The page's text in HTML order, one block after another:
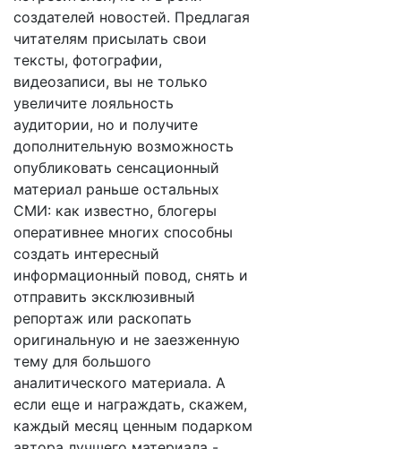
создателей новостей. Предлагая
читателям присылать свои
тексты, фотографии,
видеозаписи, вы не только
увеличите лояльность
аудитории, но и получите
дополнительную возможность
опубликовать сенсационный
материал раньше остальных
СМИ: как известно, блогеры
оперативнее многих способны
создать интересный
информационный повод, снять и
отправить эксклюзивный
репортаж или раскопать
оригинальную и не заезженную
тему для большого
аналитического материала. А
если еще и награждать, скажем,
каждый месяц ценным подарком